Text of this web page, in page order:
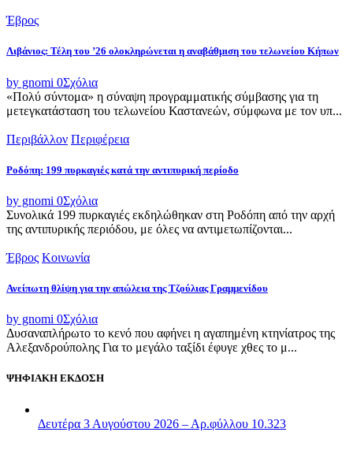
Έβρος
Λιβάνιος: Τέλη του ’26 ολοκληρώνεται η αναβάθμιση του τελωνείου Κήπων
by gnomi 0Σχόλια
«Πολύ σύντομα» η σύναψη προγραμματικής σύμβασης για τη
μετεγκατάσταση του τελωνείου Καστανεών, σύμφωνα με τον υπ...
Περιβάλλον Περιφέρεια
Ροδόπη: 199 πυρκαγιές κατά την αντιπυρική περίοδο
by gnomi 0Σχόλια
Συνολικά 199 πυρκαγιές εκδηλώθηκαν στη Ροδόπη από την αρχή
της αντιπυρικής περιόδου, με όλες να αντιμετωπίζονται...
Έβρος Κοινωνία
Ανείπωτη θλίψη για την απώλεια της Τζούλιας Γραμμενίδου
by gnomi 0Σχόλια
Δυσαναπλήρωτο το κενό που αφήνει η αγαπημένη κτηνίατρος της
Αλεξανδρούπολης Για το μεγάλο ταξίδι έφυγε χθες το μ...
ΨΗΦΙΑΚΗ ΕΚΔΟΣΗ
Δευτέρα 3 Αυγούστου 2026 – Αρ.φύλλου 10.323